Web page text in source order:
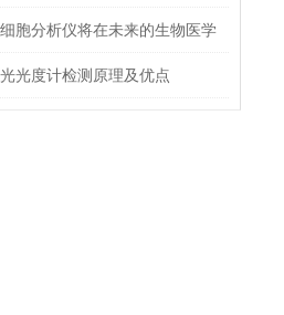
获广泛认可
怎么选
胞分析仪将在未来的生物医学
加重要的作用
光度计检测原理及优点